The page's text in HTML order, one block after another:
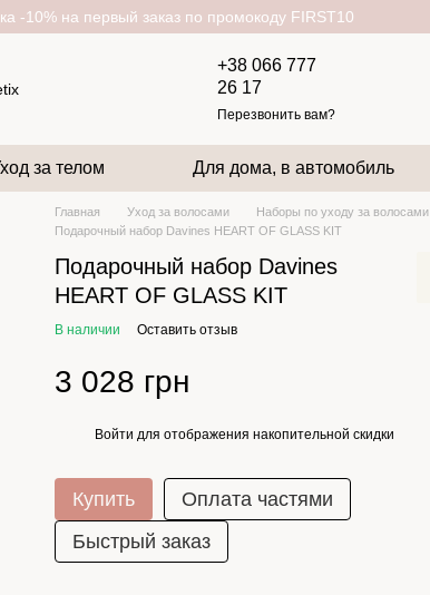
-10% на первый заказ по промокоду FIRST10
+38 066 777
26 17
Перезвонить вам?
за телом Для дома, в автомобиль
Главная Уход за волосами
Наборы по уходу за волосами
Подарочный набор Davines HEART OF GLASS KIT
Подарочный набор Davines
HEART OF GLASS KIT
В наличии Оставить отзыв
3 028 грн
Войти для отображения накопительной скидки
Купить
Оплата частями
Быстрый заказ